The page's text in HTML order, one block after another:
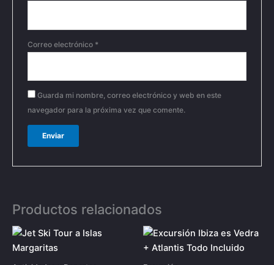
Correo electrónico *
Guarda mi nombre, correo electrónico y web en este
navegador para la próxima vez que comente.
Productos relacionados